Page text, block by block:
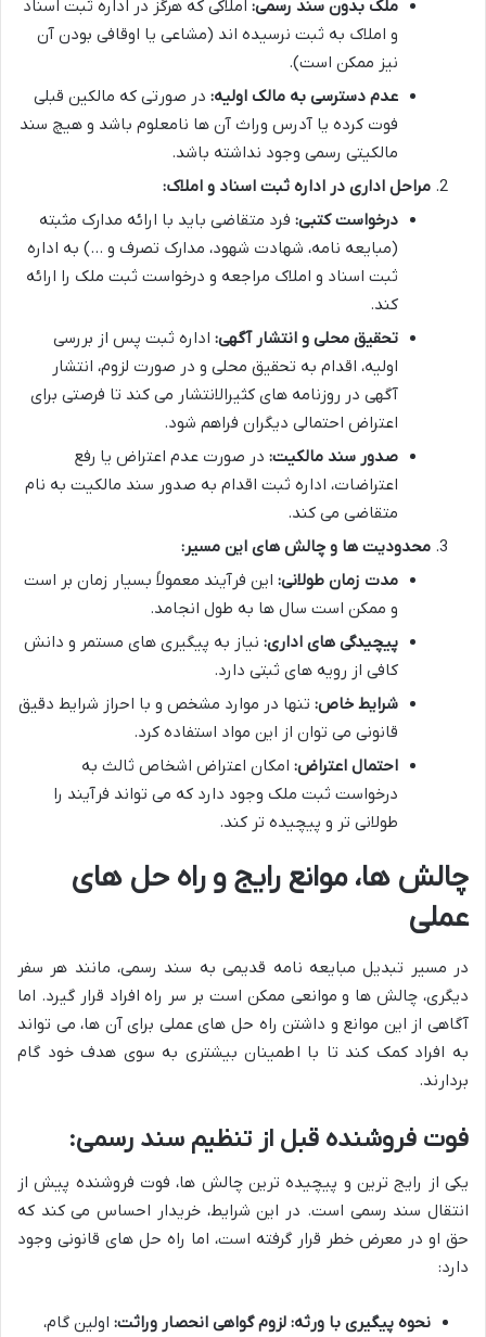
ملک بدون سند رسمی: املاکی که هرگز در اداره ثبت اسناد
و املاک به ثبت نرسیده اند (مشاعی یا اوقافی بودن آن
نیز ممکن است).
عدم دسترسی به مالک اولیه: در صورتی که مالکین قبلی
فوت کرده یا آدرس وراث آن ها نامعلوم باشد و هیچ سند
مالکیتی رسمی وجود نداشته باشد.
مراحل اداری در اداره ثبت اسناد و املاک:
درخواست کتبی: فرد متقاضی باید با ارائه مدارک مثبته
(مبایعه نامه، شهادت شهود، مدارک تصرف و …) به اداره
ثبت اسناد و املاک مراجعه و درخواست ثبت ملک را ارائه
کند.
تحقیق محلی و انتشار آگهی: اداره ثبت پس از بررسی
اولیه، اقدام به تحقیق محلی و در صورت لزوم، انتشار
آگهی در روزنامه های کثیرالانتشار می کند تا فرصتی برای
اعتراض احتمالی دیگران فراهم شود.
صدور سند مالکیت: در صورت عدم اعتراض یا رفع
اعتراضات، اداره ثبت اقدام به صدور سند مالکیت به نام
متقاضی می کند.
محدودیت ها و چالش های این مسیر:
مدت زمان طولانی: این فرآیند معمولاً بسیار زمان بر است
و ممکن است سال ها به طول انجامد.
پیچیدگی های اداری: نیاز به پیگیری های مستمر و دانش
کافی از رویه های ثبتی دارد.
شرایط خاص: تنها در موارد مشخص و با احراز شرایط دقیق
قانونی می توان از این مواد استفاده کرد.
احتمال اعتراض: امکان اعتراض اشخاص ثالث به
درخواست ثبت ملک وجود دارد که می تواند فرآیند را
طولانی تر و پیچیده تر کند.
چالش ها، موانع رایج و راه حل های
عملی
در مسیر تبدیل مبایعه نامه قدیمی به سند رسمی، مانند هر سفر
دیگری، چالش ها و موانعی ممکن است بر سر راه افراد قرار گیرد. اما
آگاهی از این موانع و داشتن راه حل های عملی برای آن ها، می تواند
به افراد کمک کند تا با اطمینان بیشتری به سوی هدف خود گام
بردارند.
فوت فروشنده قبل از تنظیم سند رسمی:
یکی از رایج ترین و پیچیده ترین چالش ها، فوت فروشنده پیش از
انتقال سند رسمی است. در این شرایط، خریدار احساس می کند که
حق او در معرض خطر قرار گرفته است، اما راه حل های قانونی وجود
دارد:
نحوه پیگیری با ورثه: لزوم گواهی انحصار وراثت: اولین گام،